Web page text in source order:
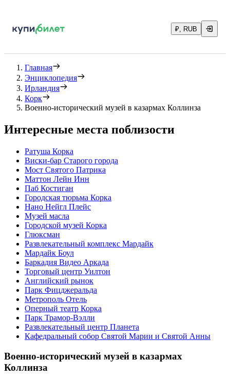
₽, RUB
Главная
Энциклопедия
Ирландия
Корк
Военно-исторический музей в казармах Коллинза
Интересные места поблизости
Ратуша Корка
Виски-бар Старого города
Мост Святого Патрика
Маттон Лейн Инн
Паб Костиган
Городская тюрьма Корка
Нано Нейгл Плейс
Музей масла
Городской музей Корка
Глюксман
Развлекательный комплекс Мардайк
Мардайк Боул
Баркадия Видео Аркада
Торговый центр Уилтон
Английский рынок
Парк Фицджеральда
Метрополь Отель
Оперный театр Корка
Парк Трамор-Вэлли
Развлекательный центр Планета
Кафедральный собор Святой Марии и Святой Анны
Военно-исторический музей в казармах
Коллинза